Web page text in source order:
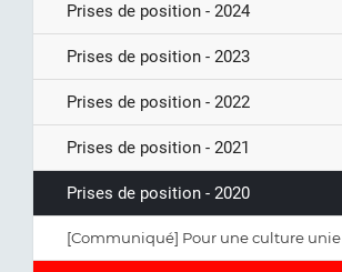
Prises de position - 2024
Prises de position - 2023
Prises de position - 2022
Prises de position - 2021
Prises de position - 2020
[Communiqué] Pour une culture unie